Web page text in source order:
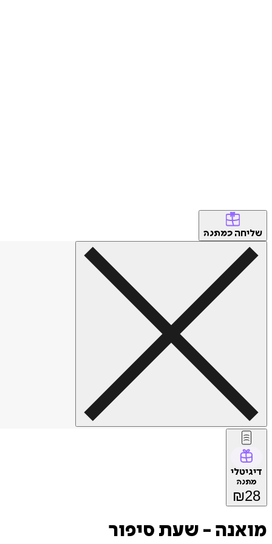
שליחה כמתנה
דיגיטלי
מתנה
₪28
מואנה - שעת סיפור